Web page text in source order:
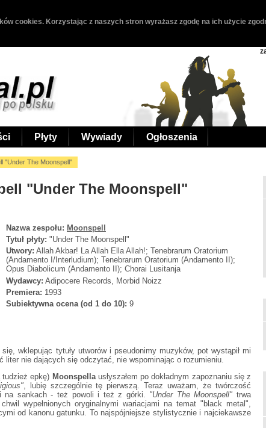
cookies. Korzystając z naszych stron wyrażasz zgodę na ich użycie
Płyty Wywiady Ogłoszenia
"Under The Moonspell"
"Under The Moonspell"
Nazwa zespołu: Moonspell
Tytuł płyty: "Under The Moonspell"
Utwory: Allah Akbar! La Allah Ella Allah!; Tenebrarum Oratorium
(Andamento I/Interludium); Tenebrarum Oratorium (Andamento II);
Opus Diabolicum (Andamento II); Chorai Lusitanja
Wydawcy: Adipocere Records, Morbid Noizz
Premiera: 1993
Subiektywna ocena (od 1 do 10): 9
wklepując tytuły utworów i pseudonimy muzyków, pot wystąpił mi
liter nie dających się odczytać, nie wspominając o rozumieniu.
tudzież epkę) Moonspellausłyszałem po dokładnym zapoznaniu się z
, lubię szczególnie tę pierwszą. Teraz uważam, że twórczość
na sankach - też powoli i też z górki. "Under The Moonspell" trwa
wypełnionych oryginalnymi wariacjami na temat "black metal",
od kanonu gatunku. To najspójniejsze stylistycznie i najciekawsze